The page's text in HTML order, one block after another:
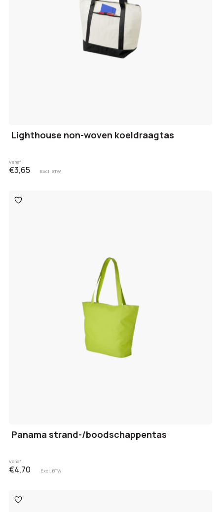
Lighthouse non-woven koeldraagtas
Vanaf
€3,65 Excl. BTW
Toevoegen
aan
Panama strand-/boodschappentas
Vanaf
€4,70 Excl. BTW
Toevoegen
aan